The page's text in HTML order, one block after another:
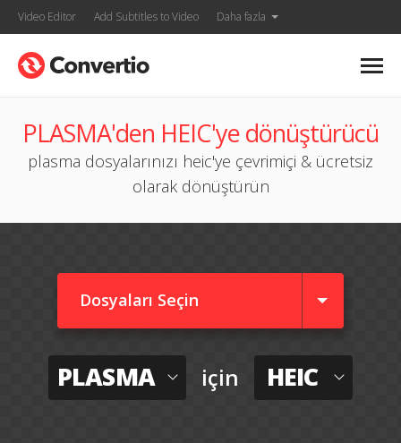
Video Editor Add Subtitles to Video Daha fazla
PLASMA'den HEIC'ye dönüştürücü
plasma dosyalarınızı heic'ye çevrimiçi & ücretsiz
olarak dönüştürün
Dosyaları Seçin
PLASMA için HEIC